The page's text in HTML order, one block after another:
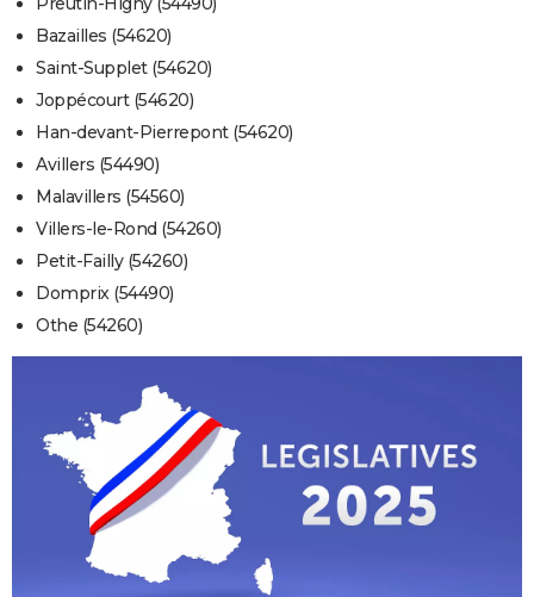
Bazailles (54620)
Saint-Supplet (54620)
Joppécourt (54620)
Han-devant-Pierrepont (54620)
Avillers (54490)
Malavillers (54560)
Villers-le-Rond (54260)
Petit-Failly (54260)
Domprix (54490)
Othe (54260)